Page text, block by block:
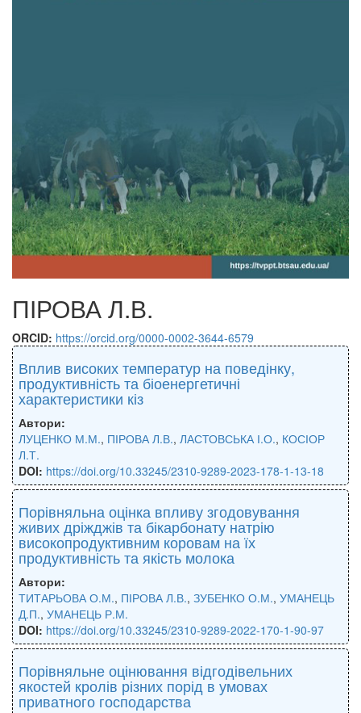
ПІРОВА Л.В.
ORCID: https://orcid.org/0000-0002-3644-6579
Вплив високих температур на поведінку,
продуктивність та біоенергетичні
характеристики кіз
Автори:
ЛУЦЕНКО М.М., ПІРОВА Л.В., ЛАСТОВСЬКА І.О., КОСІОР
Л.Т.
DOI: https://doi.org/10.33245/2310-9289-2023-178-1-13-18
Порівняльна оцінка впливу згодовування
живих дріжджів та бікарбонату натрію
високопродуктивним коровам на їх
продуктивність та якість молока
Автори:
ТИТАРЬОВА О.М., ПІРОВА Л.В., ЗУБЕНКО О.М., УМАНЕЦЬ
Д.П., УМАНЕЦЬ Р.М.
DOI: https://doi.org/10.33245/2310-9289-2022-170-1-90-97
Порівняльне оцінювання відгодівельних
якостей кролів різних порід в умовах
приватного господарства